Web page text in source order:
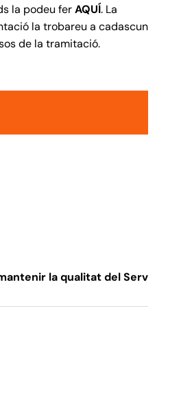
la podeu ferAQUÍ. La
la trobareu a cadascun
de la tramitació.
la qualitat del Servei de